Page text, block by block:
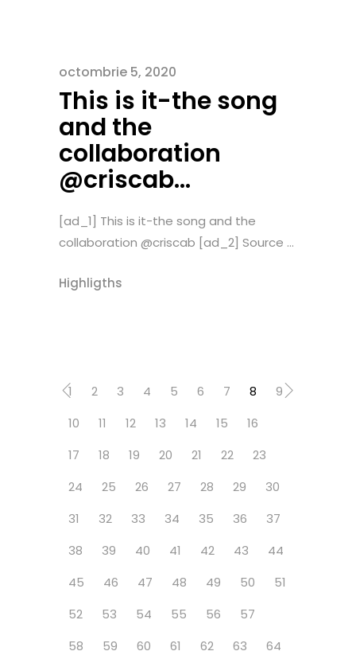
octombrie 5, 2020
This is it-the song
and the
collaboration
@criscab…
[ad_1] This is it-the song and the
collaboration @criscab [ad_2] Source ...
Highligths
1 2 3 4 5 6 7 8
9
10
11 12 13 14 15
16
17
18 19 20 21 22
23
24
25 26 27 28 29
30
31
32 33 34 35 36
37
38
39 40 41 42 43
44
45
46 47 48 49 50
51
52
53 54 55 56
57
58
59 60 61 62 63
64